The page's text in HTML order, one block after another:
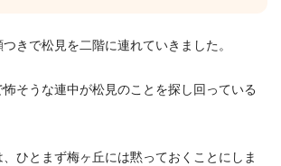
きで松見を二階に連れていきました。
そうな連中が松見のことを探し回っている
ひとまず梅ヶ丘には黙っておくことにしま